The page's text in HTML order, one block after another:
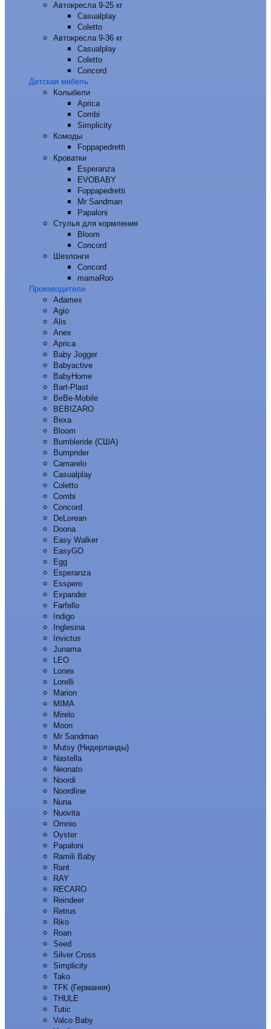
Автокресла 9-25 кг
Casualplay
Coletto
Автокресла 9-36 кг
Casualplay
Coletto
Concord
Детская мебель
Колыбели
Aprica
Combi
Simplicity
Комоды
Foppapedretti
Кроватки
Esperanza
EVOBABY
Foppapedretti
Mr Sandman
Papaloni
Стулья для кормления
Bloom
Concord
Шезлонги
Concord
mamaRoo
Производители
Adamex
Agio
Alis
Anex
Aprica
Baby Jogger
Babyactive
BabyHome
Bart-Plast
BeBe-Mobile
BEBIZARO
Bexa
Bloom
Bumbleride (США)
Bumprider
Camarelo
Casualplay
Coletto
Combi
Concord
DeLorean
Doona
Easy Walker
EasyGO
Egg
Esperanza
Esspero
Expander
Farfello
Indigo
Inglesina
Invictus
Junama
LEO
Lonex
Lorelli
Marion
MIMA
Mirelo
Moon
Mr Sandman
Mutsy (Нидерланды)
Nastella
Neonato
Noordi
Noordline
Nuna
Nuovita
Omnio
Oyster
Papaloni
Ramili Baby
Rant
RAY
RECARO
Reindeer
Retrus
Riko
Roan
Seed
Silver Cross
Simplicity
Tako
TFK (Германия)
THULE
Tutic
Valco Baby